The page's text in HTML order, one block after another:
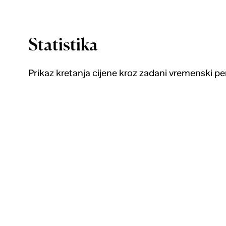
Statistika
Prikaz kretanja cijene kroz zadani vremenski